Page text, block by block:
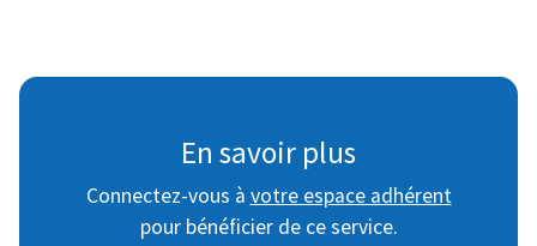
En savoir plus
Connectez-vous à votre espace adhérent
pour bénéficier de ce service.